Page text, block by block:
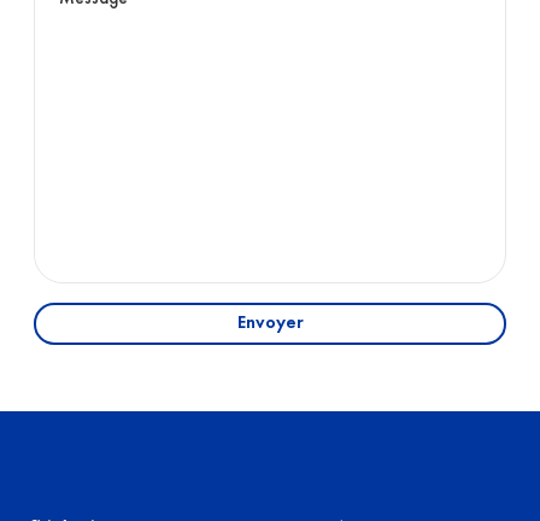
Envoyer